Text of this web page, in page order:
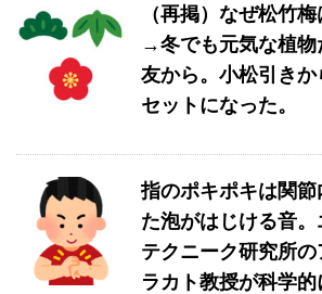
（再掲）なぜ松竹
→冬でも元気な植物
友から。小松引き
セットになった。
指のポキポキは関節
た泡がはじける音。
テクニーク研究所
ラカト教授が科学的